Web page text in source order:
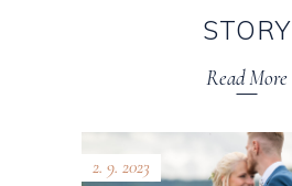
STORY
Read More
2. 9. 2023